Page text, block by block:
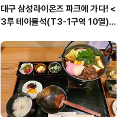
대구 삼성라이온즈 파크에 가다! <
3루 테이블석(T3-1구역 10열)